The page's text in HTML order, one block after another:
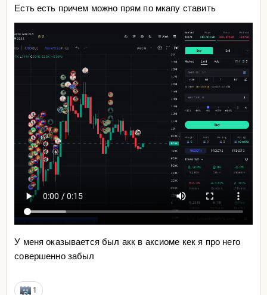
Есть есть причем можно прям по мкапу ставить
У меня оказывается был акк в аксиоме кек я про него
совершенно забыл
1